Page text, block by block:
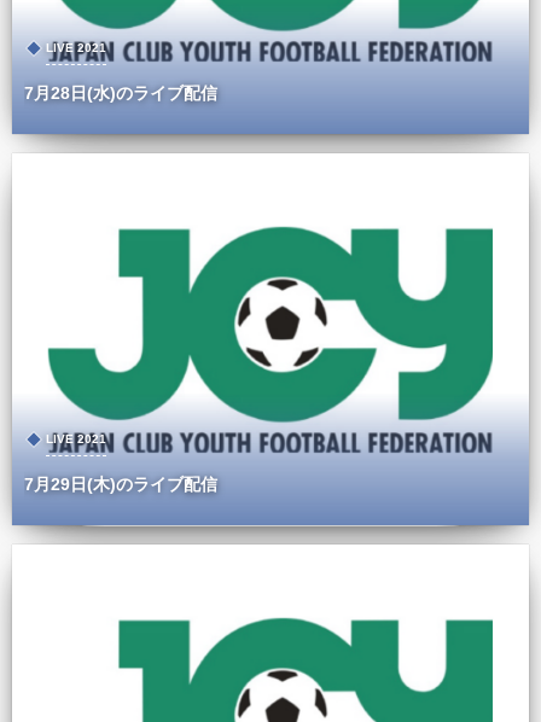
LIVE 2021
7月28日(水)のライブ配信
LIVE 2021
7月29日(木)のライブ配信